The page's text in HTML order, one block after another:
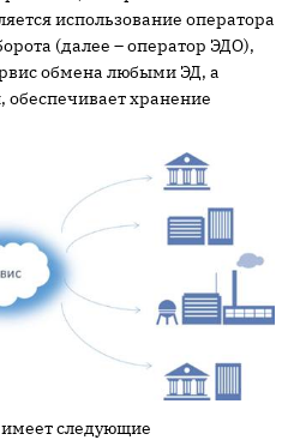
использование оператора
(далее – оператор ЭДО),
обмена любыми ЭД, а
хранение
следующие